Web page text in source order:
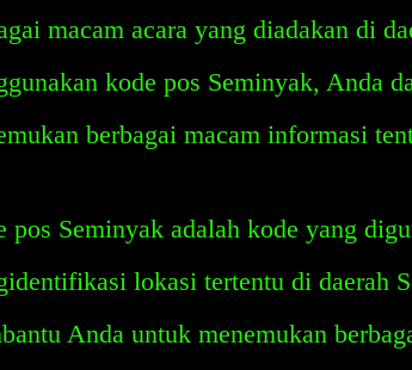
macam acara yang diadakan di
kode pos Seminyak, Anda
berbagai macam informasi
pos Seminyak adalah kode yang
lokasi tertentu di daerah
Anda untuk menemukan